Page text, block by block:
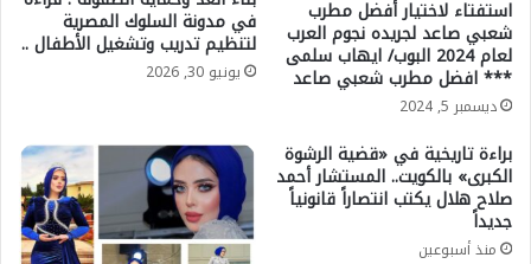
استفتاء لاختيار أفضل مطرب
شعبي صاعد لجريده نجوم العرب
لعام 2024 البوب/ ايهاب سلمى
*** افضل مطرب شعبي صاعد
ديسمبر 5, 2024
في مدونة السلوك المصرية
لتنظيم تدريب وتشغيل الأطفال ..
يونيو 30, 2026
براءة تاريخية في «قضية الرشوة
الكبرى» بالكويت.. المستشار أحمد
صلاح هلال يكتب انتصاراً قانونياً
جديداً
منذ أسبوعين